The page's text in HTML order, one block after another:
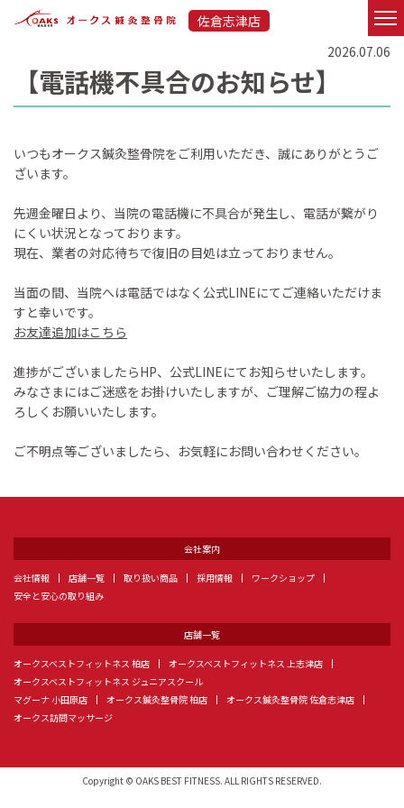
佐倉志津店
2026.07.06
【電話機不具合のお知らせ】
いつもオークス鍼灸整骨院をご利用いただき、誠にありがとうご
ざいます。
先週金曜日より、当院の電話機に不具合が発生し、電話が繋がり
にくい状況となっております。
現在、業者の対応待ちで復旧の目処は立っておりません。
当面の間、当院へは電話ではなく公式LINEにてご連絡いただけま
すと幸いです。
お友達追加はこちら
進捗がございましたらHP、公式LINEにてお知らせいたします。
みなさまにはご迷惑をお掛けいたしますが、ご理解ご協力の程よ
ろしくお願いいたします。
ご不明点等ございましたら、お気軽にお問い合わせください。
会社案内
会社情報 店舗一覧 取り扱い商品 採用情報
ワークショップ
安全と安心の取り組み
店舗一覧
オークスベストフィットネス 柏店
オークスベストフィットネス 上志津店
オークスベストフィットネス ジュニアスクール
マグーナ 小田原店
オークス鍼灸整骨院 柏店
オークス鍼灸整骨院 佐倉志津店
オークス訪問マッサージ
Copyright © OAKS BEST FITNESS. ALL RIGHTS RESERVED.